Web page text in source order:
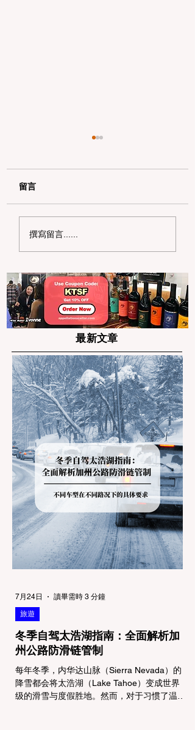
加州野区露营必读：如
留言
撰寫留言......
最新文章
冬季自驾太浩湖指南：全面解析加
州公路防滑链管制
每年冬季，内华达山脉（Sierra Nevada）的
降雪都会将太浩湖（Lake Tahoe）变成世界
级的滑雪与度假胜地。然而，对于习惯了温暖
旅遊
7月24日 讀畢需時 3 分鐘